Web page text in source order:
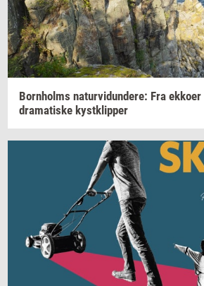
Born­holms na­tur­vi­dun­de­re: Fra ek­ko­er
dra­ma­ti­ske kyst­klip­per